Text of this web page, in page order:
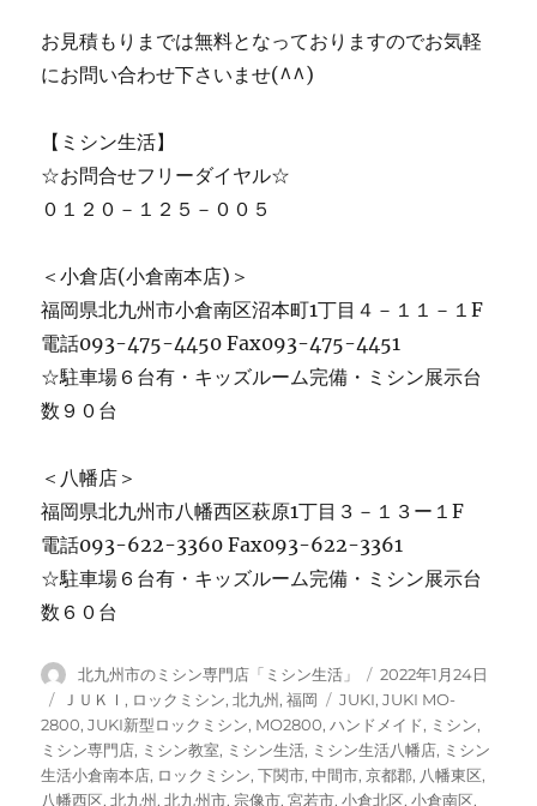
お見積もりまでは無料となっておりますのでお気軽
にお問い合わせ下さいませ(^^)
【ミシン生活】
☆お問合せフリーダイヤル☆
０１２０－１２５－００５
＜小倉店(小倉南本店)＞
福岡県北九州市小倉南区沼本町1丁目４－１１－１F
電話093-475-4450 Fax093-475-4451
☆駐車場６台有・キッズルーム完備・ミシン展示台
数９０台
＜八幡店＞
福岡県北九州市八幡西区萩原1丁目３－１３ー１F
電話093-622-3360 Fax093-622-3361
☆駐車場６台有・キッズルーム完備・ミシン展示台
数６０台
投
稿
者
北九州市のミシン専門店「ミシン生活」
投
稿
日:
2022年1月24日
カ
テ
ゴ
リ
ー
ＪＵＫＩ , ロックミシン,北九州 ,福岡
タ
グ
JUKI,JUKI MO-
2800,JUKI新型ロックミシン, MO2800,ハンドメイド, ミシン,
ミシン専門店, ミシン教室, ミシン生活, ミシン生活八幡店, ミシン
生活小倉南本店, ロックミシン,下関市,中間市,京都郡, 八幡東区,
八幡西区,北九州 ,北九州市, 宗像市,宮若市,小倉北区,小倉南区,